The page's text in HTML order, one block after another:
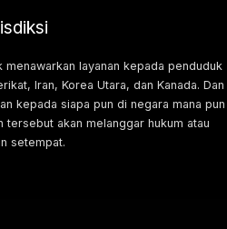
layanan kepada penduduk
Iran, Korea Utara, dan Kanada. Dan
kepada siapa pun di negara mana pun
tersebut akan melanggar hukum atau
setempat.